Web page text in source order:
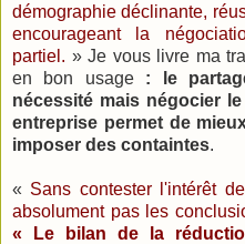
démographie déclinante,
encourageant la
partiel. » Je vous livre ma
en bon usage : le
nécessité mais négocier
entreprise permet de
imposer des containtes.
« Sans contester l'intérêt
absolument pas les
« Le bilan de la